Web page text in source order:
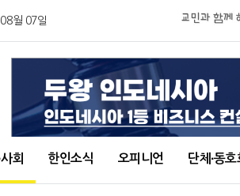
월 07일
회 한인소식 오피니언 단체∙동호